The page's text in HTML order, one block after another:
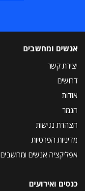
אנשים ומחשבים
יצירת קשר
דרושים
אודות
הנמר
הצהרת נגישות
מדיניות הפרטיות
אפליקציה אנשים ומחשבים
כנסים ואירועים